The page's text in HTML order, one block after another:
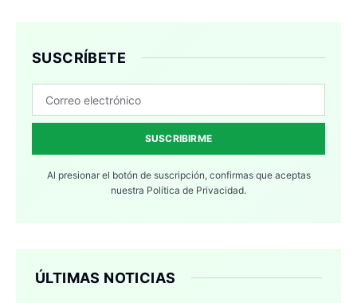
SUSCRÍBETE
SUSCRIBIRME
Al presionar el botón de suscripción, confirmas que aceptas
nuestra Política de Privacidad.
ÚLTIMAS NOTICIAS